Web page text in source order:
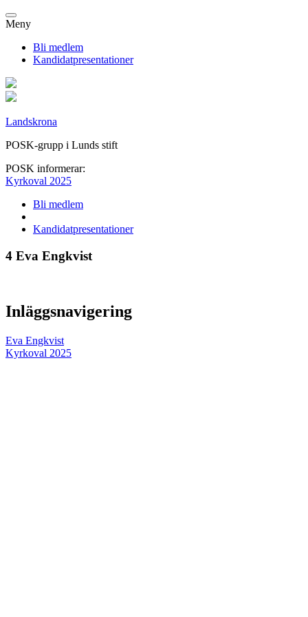
Meny
Bli medlem
Kandidatpresentationer
Landskrona
POSK-grupp i Lunds stift
POSK informerar:
Kyrkoval 2025
Bli medlem
Kandidatpresentationer
4 Eva Engkvist
Inläggsnavigering
Eva Engkvist
Kyrkoval 2025